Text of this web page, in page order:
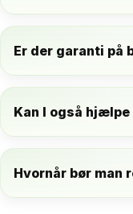
Er der garanti på
Kan I også
Hvornår bør man